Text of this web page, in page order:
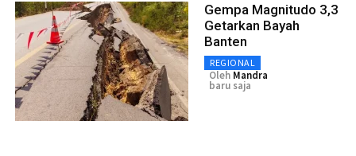
Gempa Magnitudo 3,3
Getarkan Bayah
Banten
REGIONAL
Oleh Mandra
baru saja